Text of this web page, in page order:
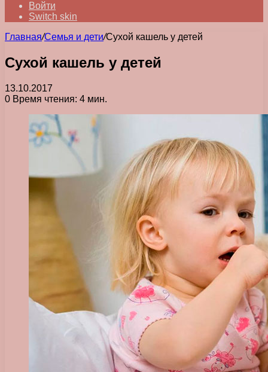
Войти
Switch skin
Главная/Семья и дети/Сухой кашель у детей
Сухой кашель у детей
13.10.2017
0 Время чтения: 4 мин.